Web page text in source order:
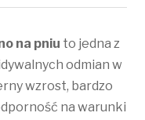
na pniu to jedna z
odmian w
wzrost, bardzo
na warunki